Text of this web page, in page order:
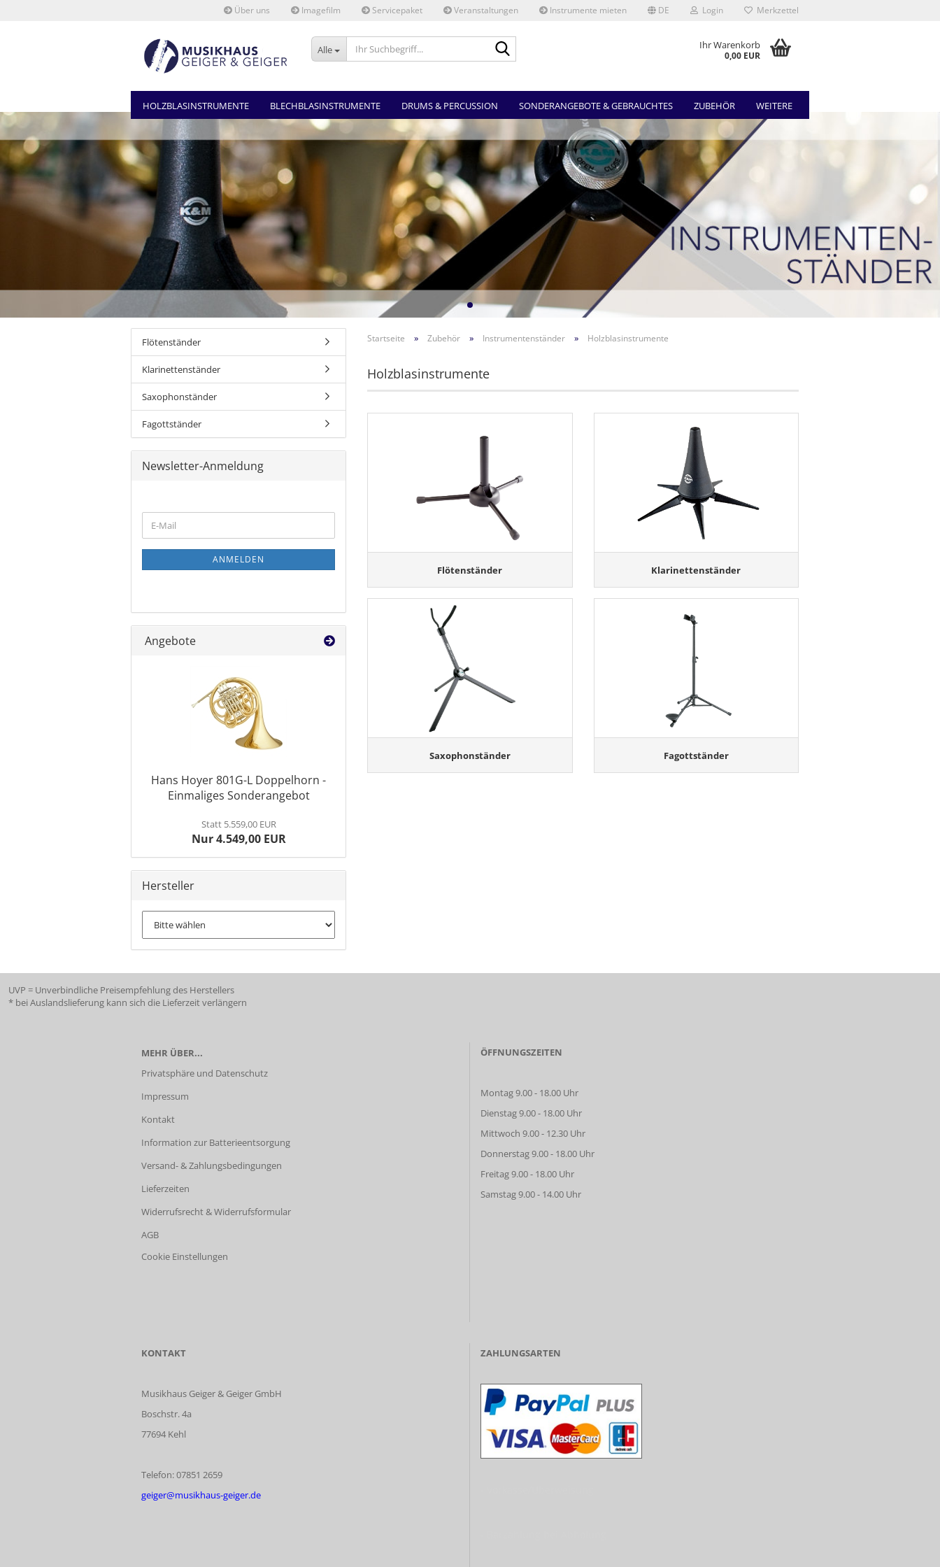
Über uns Imagefilm Servicepaket Veranstaltungen Instrumente mieten DE Login Merkzettel
Alle Ihr Warenkorb
0,00 EUR
HOLZBLASINSTRUMENTE BLECHBLASINSTRUMENTE DRUMS & PERCUSSION SONDERANGEBOTE & GEBRAUCHTES ZUBEHÖR WEITERE
Startseite » Zubehör » Instrumentenständer » Holzblasinstrumente
Holzblasinstrumente
Flötenständer Klarinettenständer
Saxophonständer Fagottständer
Flötenständer
Klarinettenständer
Saxophonständer
Fagottständer
Newsletter-Anmeldung
ZUR
NEWSLETTER-
E-
Mail
ANMELDEN
Angebote
Hans Hoyer 801G-L Doppelhorn -
Einmaliges Sonderangebot
Statt 5.559,00 EUR
Nur 4.549,00 EUR
Hersteller
UVP = Unverbindliche Preisempfehlung des Herstellers
* bei Auslandslieferung kann sich die Lieferzeit verlängern
MEHR ÜBER...
Privatsphäre und Datenschutz
Impressum
Kontakt
Information zur Batterieentsorgung
Versand- & Zahlungsbedingungen
Lieferzeiten
Widerrufsrecht & Widerrufsformular
AGB
Cookie Einstellungen
ÖFFNUNGSZEITEN
Montag 9.00 - 18.00 Uhr
Dienstag 9.00 - 18.00 Uhr
Mittwoch 9.00 - 12.30 Uhr
Donnerstag 9.00 - 18.00 Uhr
Freitag 9.00 - 18.00 Uhr
Samstag 9.00 - 14.00 Uhr
KONTAKT
Musikhaus Geiger & Geiger GmbH
Boschstr. 4a
77694 Kehl
Telefon: 07851 2659
geiger@musikhaus-geiger.de
ZAHLUNGSARTEN